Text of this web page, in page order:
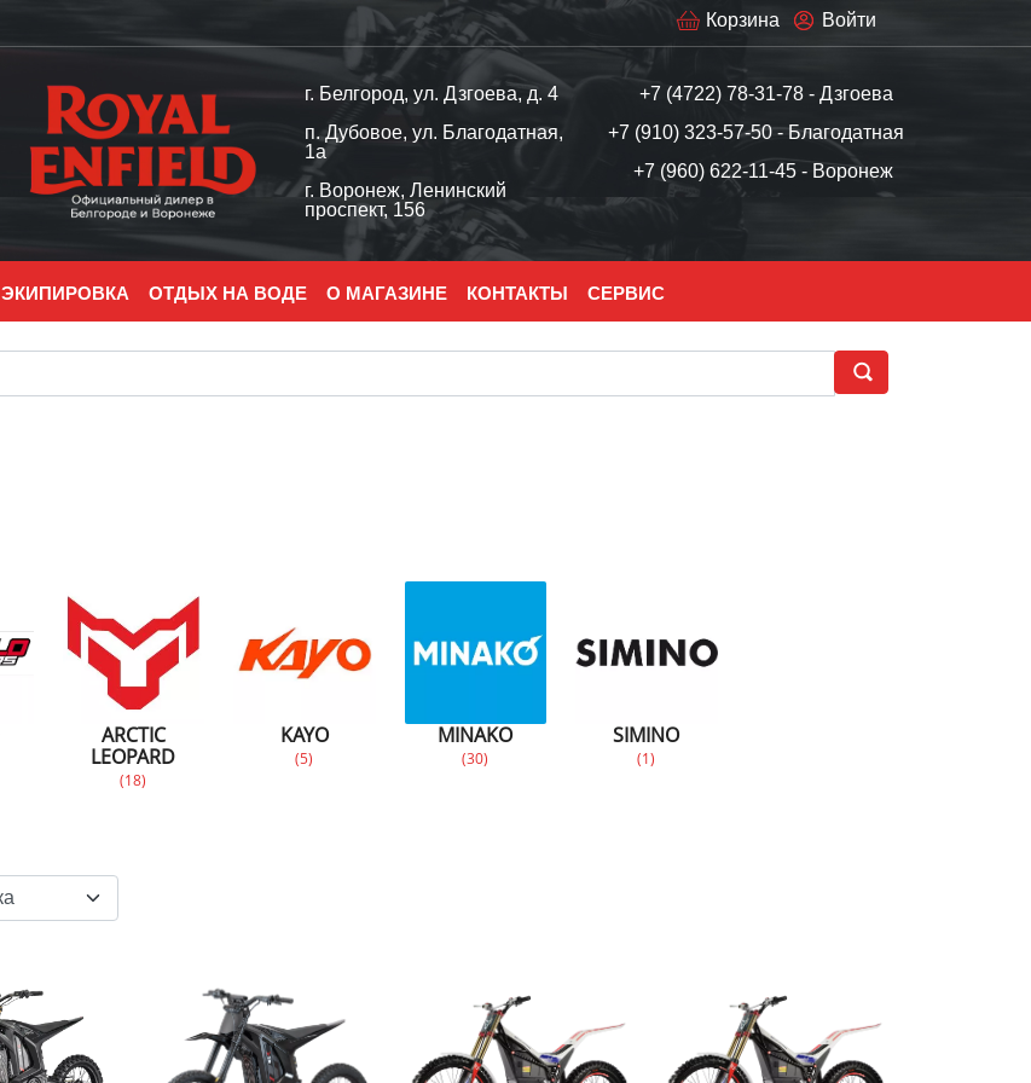
Войти
Корзина
г. Белгород, ул. Дзгоева, д. 4
п. Дубовое, ул. Благодатная,
1а
г. Воронеж, Ленинский
проспект, 156
+7 (4722) 78-31-78 - Дзгоева
+7 (910) 323-57-50 - Благодатная
+7 (960) 622-11-45 - Воронеж
ЭКИПИРОВКА ОТДЫХ НА ВОДЕ О МАГАЗИНЕ КОНТАКТЫ СЕРВИС
ARCTIC
LEOPARD
(18)
KAYO
(5)
MINAKO
(30)
SIMINO
(1)